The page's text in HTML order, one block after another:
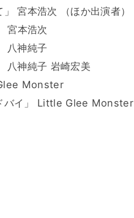
」 宮本浩次 （ほか出演者）
宮本浩次
八神純子
八神純子 岩崎宏美
Monster
バイ」 Little Glee Monster